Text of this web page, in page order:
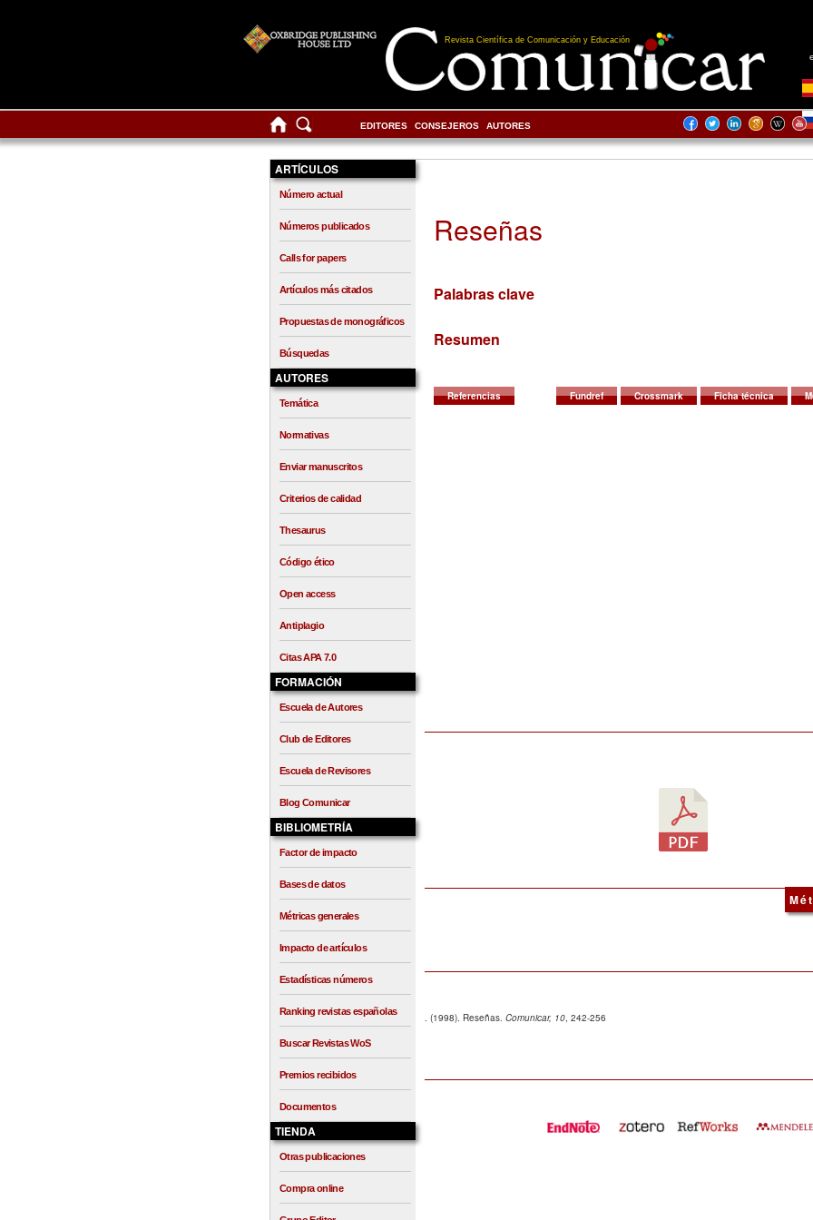
Revista Científica de Comunicación y Educación
EDITORES CONSEJEROS AUTORES
ARTÍCULOS
Número actual
Números publicados
Calls for papers
Artículos más citados
Propuestas de monográficos
Búsquedas
AUTORES
Temática
Normativas
Enviar manuscritos
Criterios de calidad
Thesaurus
Código ético
Open access
Antiplagio
Citas APA 7.0
FORMACIÓN
Escuela de Autores
Club de Editores
Escuela de Revisores
Blog Comunicar
BIBLIOMETRÍA
Factor de impacto
Bases de datos
Métricas generales
Impacto de artículos
Estadísticas números
Ranking revistas españolas
Buscar Revistas WoS
Premios recibidos
Documentos
TIENDA
Otras publicaciones
Compra online
Reseñas
Palabras clave
Resumen
Referencias Fundref Crossmark Ficha técnica
. (1998). Reseñas. Comunicar, 10, 242-256